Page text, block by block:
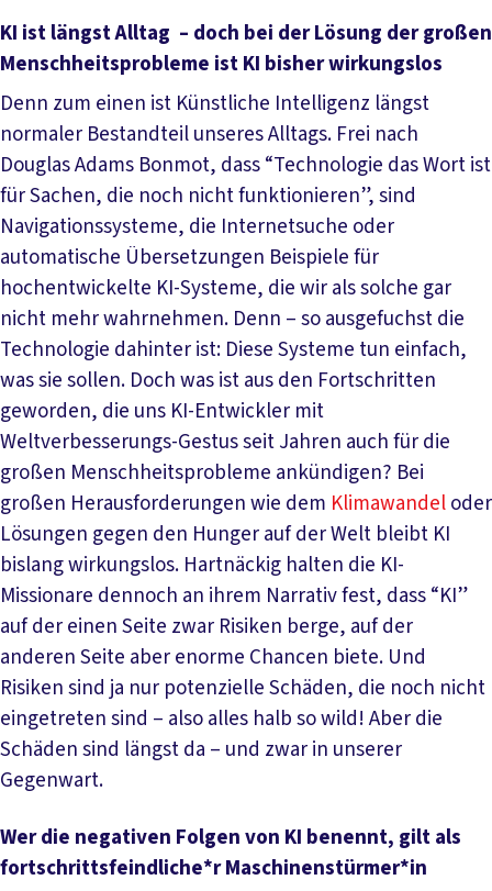
KI ist längst Alltag – doch bei der Lösung der großen
Menschheits­probleme ist KI bisher wirkungslos
Denn zum einen ist Künstliche Intelligenz längst
normaler Bestandteil unseres Alltags. Frei nach
Douglas Adams Bonmot, dass “Technologie das Wort ist
für Sachen, die noch nicht funktionieren”, sind
Navigations­systeme, die Internetsuche oder
automatische Übersetzungen Beispiele für
hochentwickelte KI-Systeme, die wir als solche gar
nicht mehr wahrnehmen. Denn – so ausgefuchst die
Technologie dahinter ist: Diese Systeme tun einfach,
was sie sollen. Doch was ist aus den Fortschritten
geworden, die uns KI-Entwickler mit
Weltverbesserungs-Gestus seit Jahren auch für die
großen Menschheitsprobleme ankündigen? Bei
großen Herausforderungen wie dem Klimawandeloder
Lösungen gegen den Hunger auf der Welt bleibt KI
bislang wirkungslos. Hartnäckig halten die KI-
Missionare dennoch an ihrem Narrativ fest, dass “KI”
auf der einen Seite zwar Risiken berge, auf der
anderen Seite aber enorme Chancen biete. Und
Risiken sind ja nur potenzielle Schäden, die noch nicht
eingetreten sind – also alles halb so wild! Aber die
Schäden sind längst da – und zwar in unserer
Gegenwart.
Wer die negativen Folgen von KI benennt, gilt als
fortschritts­feindliche*r Maschinenstürmer*in